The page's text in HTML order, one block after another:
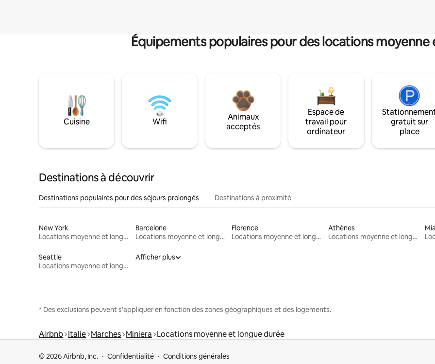
Équipements populaires pour des locations
Cuisine Wifi
Animaux
acceptés
Espace de
travail pour
ordinateur
gratuit sur
place
Destinations à découvrir
Destinations populaires pour des séjours prolongés Destinations à proximité
New York
Locations moyenne et longue durée
Barcelone
Locations moyenne et longue durée
Florence
Locations moyenne et longue durée
Athènes
Locations moyenne et longue durée
Seattle
Locations moyenne et longue durée
Afficher plus
* Des exclusions peuvent s'appliquer en fonction des zones géographiques et des logements.
Airbnb Italie Marches Miniera Locations moyenne et longue durée
© 2026 Airbnb, Inc. Confidentialité Conditions générales